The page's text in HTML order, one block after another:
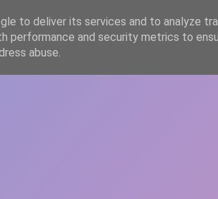
HOME
to deliver its services and to analyze
performance and security metrics to
abuse.